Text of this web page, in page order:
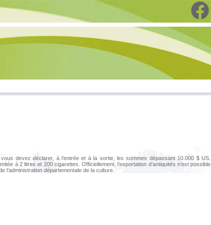
devez déclarer, à l’entrée et à la sortie, les sommes dépassant 10.000 $ US.
à 2 litres et 200 cigarettes. Officiellement, l’exportation d’antiquités n’est possible
l’administration départementale de la culture.